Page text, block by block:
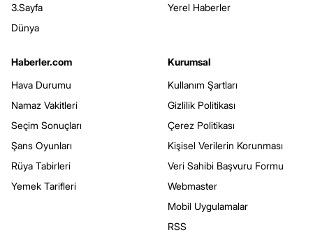
3.Sayfa
Dünya
Yerel Haberler
Haberler.com
Hava Durumu
Namaz Vakitleri
Seçim Sonuçları
Şans Oyunları
Rüya Tabirleri
Yemek Tarifleri
Kurumsal
Kullanım Şartları
Gizlilik Politikası
Çerez Politikası
Kişisel Verilerin Korunması
Veri Sahibi Başvuru Formu
Webmaster
Mobil Uygulamalar
RSS